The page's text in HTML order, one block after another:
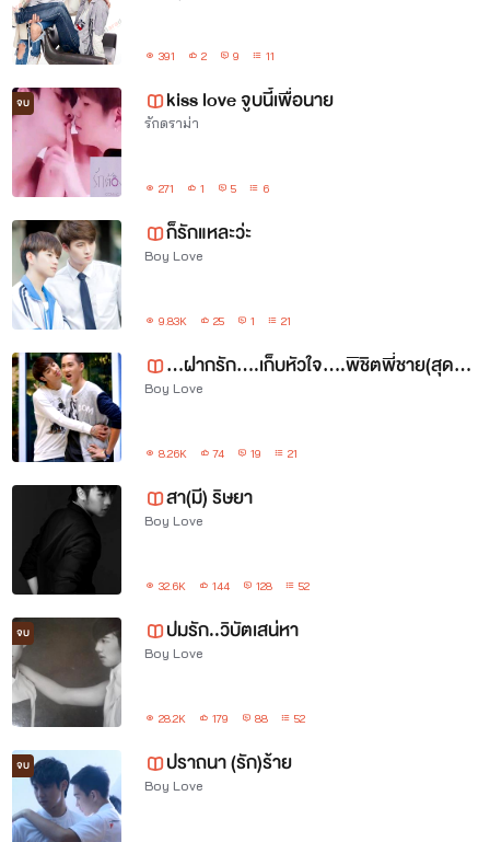
391 2 9 11
จบ kiss​ love จูบนี้เพื่อนาย
รักดราม่า
271 1 5 6
ก็รักแหละว่ะ
Boy Love
9.83K 25 1 21
...ฝากรัก....เก็บหัวใจ....พิชิตพี่ชาย(สุดหล่อ)....
Boy Love
8.26K 74 19 21
สา(มี) ริษยา
Boy Love
32.6K 144 128 52
จบ ปมรัก..วิบัตเสน่หา
Boy Love
28.2K 179 88 52
จบ ปราถนา (รัก)ร้าย
Boy Love